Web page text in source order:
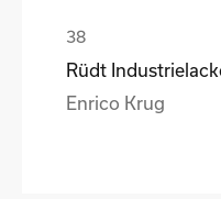
Rüdt
Enrico Krug